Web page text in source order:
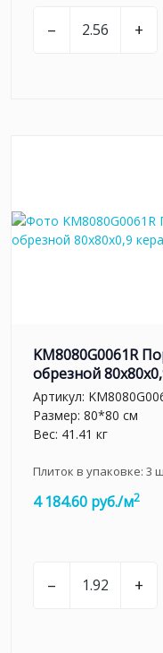
– +
KM8080G0061R
обрезной
Артикул:
Размер: 80*80 см
Вес: 41.41 кг
Плиток в упаковке: 3
4 184.60 руб./м2
– +